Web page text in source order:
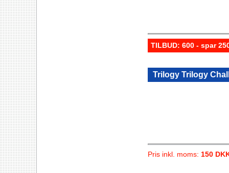
TILBUD: 600 - spar
Trilogy Trilogy
Pris inkl. moms: 150